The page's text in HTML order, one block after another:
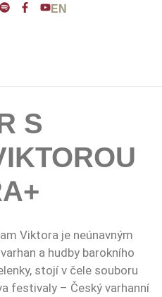
EN
S
Viktora je neúnavným
a hudby barokního
stojí v čele souboru
festivaly – Český varhanní